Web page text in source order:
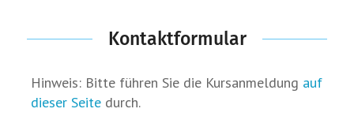
Kontaktformular
Hinweis: Bitte führen Sie die Kursanmeldung auf
dieser Seitedurch.